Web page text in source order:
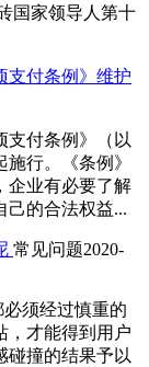
国家领导人第十
支付条例》维护
支付条例》（以
行。《条例》
企业有必要了解
己的合法权益...
常见问题2020-
须经过慎重的
，才能得到用户
碰撞的结果予以